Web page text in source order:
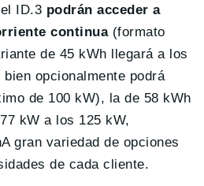
ID.3 podrán acceder a
continua(formato
de 45 kWh llegará a los
opcionalmente podrá
de 100 kW), la de 58 kWh
kW a los 125 kW,
gran variedad de opciones
de cada cliente.